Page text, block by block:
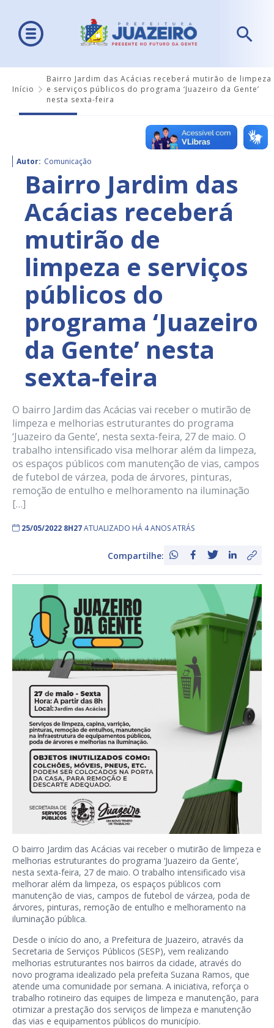
Início
Bairro Jardim das Acácias receberá mutirão de limpeza
e serviços públicos do programa ‘Juazeiro da Gente’
nesta sexta-feira
Autor: Comunicação
Bairro Jardim das
Acácias receberá
mutirão de
limpeza e serviços
públicos do
programa ‘Juazeiro
da Gente’ nesta
sexta-feira
O bairro Jardim das Acácias vai receber o mutirão de
limpeza e melhorias estruturantes do programa
‘Juazeiro da Gente’, nesta sexta-feira, 27 de maio. O
trabalho intensificado visa melhorar além da limpeza,
os espaços públicos com manutenção de vias, campos
de futebol de várzea, poda de árvores, pinturas,
remoção de entulho e melhoramento na iluminação
[…]
25/05/2022 8H27ATUALIZADO HÁ 4 ANOS ATRÁS
Compartilhe:
O bairro Jardim das Acácias vai receber o mutirão de limpeza e
melhorias estruturantes do programa ‘Juazeiro da Gente’,
nesta sexta-feira, 27 de maio. O trabalho intensificado visa
melhorar além da limpeza, os espaços públicos com
manutenção de vias, campos de futebol de várzea, poda de
árvores, pinturas, remoção de entulho e melhoramento na
iluminação pública.
Desde o início do ano, a Prefeitura de Juazeiro, através da
Secretaria de Serviços Públicos (SESP), vem realizando
melhorias estruturantes nos bairros da cidade, através do
novo programa idealizado pela prefeita Suzana Ramos, que
atende uma comunidade por semana. A iniciativa, reforça o
trabalho rotineiro das equipes de limpeza e manutenção, para
otimizar a prestação dos serviços de limpeza e manutenção
das vias e equipamentos públicos do município.